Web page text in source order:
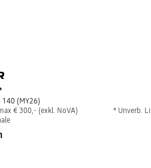
140 (MY26)
€ 300,- (exkl. NoVA)
* Unverb.